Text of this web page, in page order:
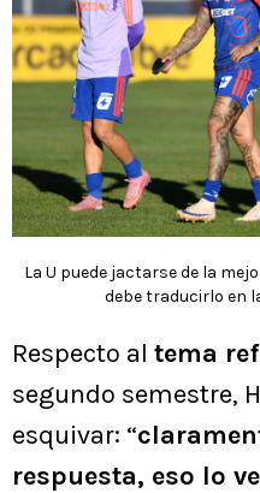
La U puede jactarse de la
debe traducirlo en
Respecto al tema
segundo semestre,
esquivar: “
respuesta, eso lo